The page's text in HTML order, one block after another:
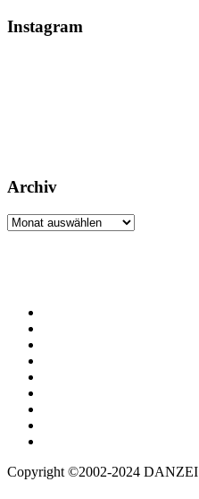
Instagram
Archiv
Archiv
Copyright ©2002-2024 DANZEI